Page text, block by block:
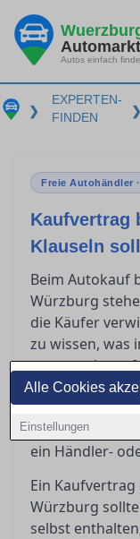
Alle Cookies
Einstellungen
Automarkt
Autos einfach
❯
EXPERTEN-
FINDEN
❯
Freie Autohändler
Kaufvertrag
Klauseln
Beim Autokauf
Würzburg
die Käufer
zu wissen, was
muss und was
Aufschluss
ein Händler-
Ein
Würzburg
selbst